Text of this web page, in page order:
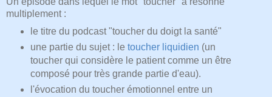
multiplement :
le titre du podcast "toucher du doigt la santé"
une partie du sujet : le toucher liquidien (un
toucher qui considère le patient comme un être
composé pour très grande partie d'eau).
l'évocation du toucher émotionnel entre un